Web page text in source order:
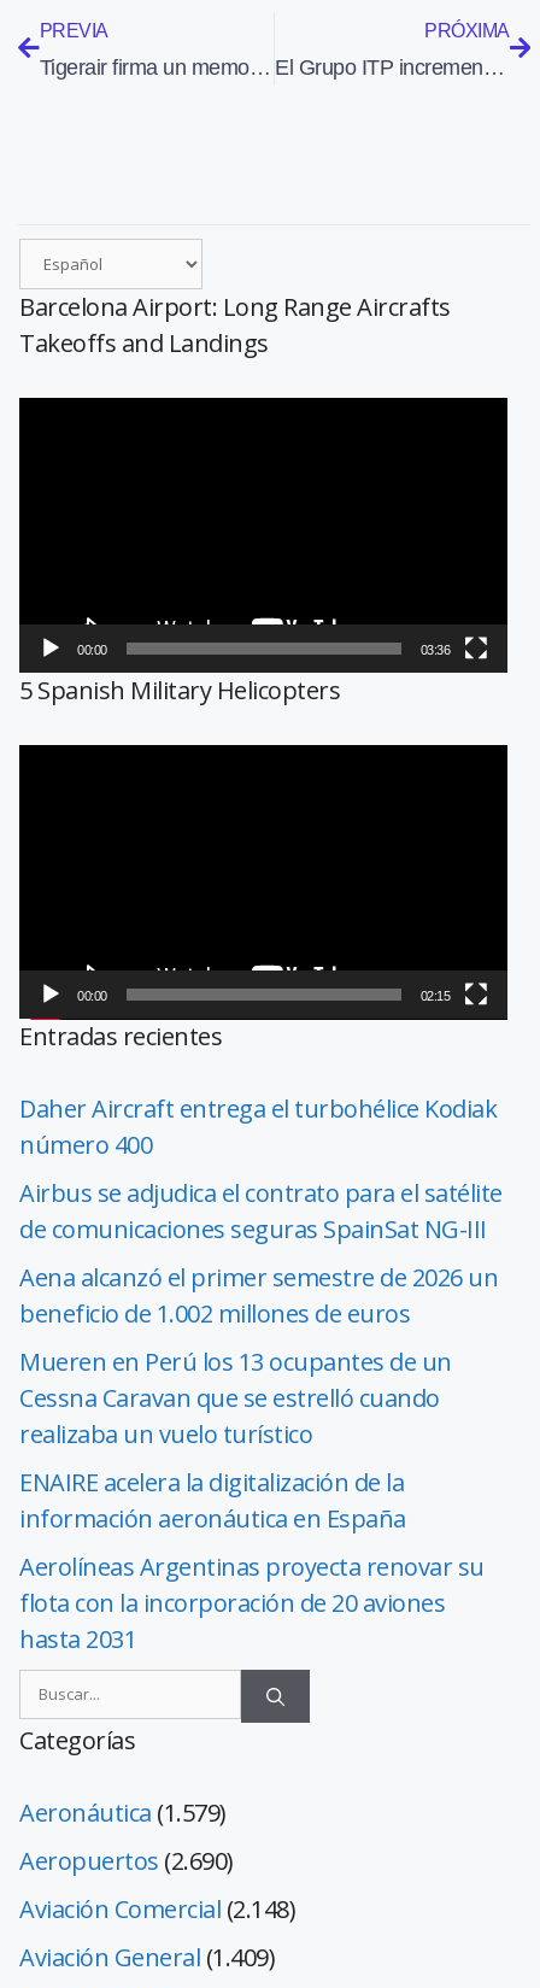
PREVIA
Tigerair firma un memorandum para adquirir 50 aviones A320neo
PRÓXIMA
El Grupo ITP incrementó en 2013 sus ventas un 8%
Barcelona Airport: Long Range Aircrafts
Takeoffs and Landings
00:00 03:36
5 Spanish Military Helicopters
00:00 02:15
Entradas recientes
Daher Aircraft entrega el turbohélice Kodiak
número 400
Airbus se adjudica el contrato para el satélite
de comunicaciones seguras SpainSat NG-III
Aena alcanzó el primer semestre de 2026 un
beneficio de 1.002 millones de euros
Mueren en Perú los 13 ocupantes de un
Cessna Caravan que se estrelló cuando
realizaba un vuelo turístico
ENAIRE acelera la digitalización de la
información aeronáutica en España
Aerolíneas Argentinas proyecta renovar su
flota con la incorporación de 20 aviones
hasta 2031
Categorías
Aeronáutica (1.579)
Aeropuertos (2.690)
Aviación Comercial (2.148)
Aviación General (1.409)